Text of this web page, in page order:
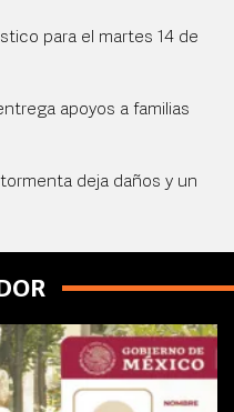
para el martes 14 de
apoyos a familias
deja daños y un